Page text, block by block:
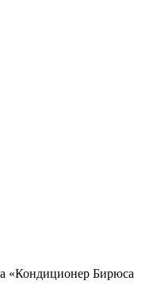
«Кондиционер Бирюса